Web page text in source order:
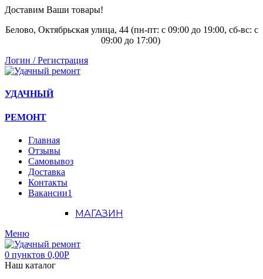
Доставим Ваши товары!
Белово, Октябрьская улица, 44 (пн-пт: с 09:00 до 19:00, сб-вс: с
09:00 до 17:00)
Логин / Регистрация
УДАЧНЫЙ
РЕМОНТ
Главная
Отзывы
Самовывоз
Доставка
Контакты
Вакансии1
МАГАЗИН
Меню
0 пунктов 0,00Р
Наш каталог